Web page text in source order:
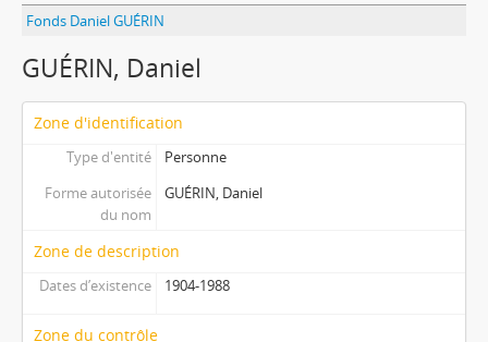
Fonds Daniel GUÉRIN
GUÉRIN, Daniel
Zone d'identification
Type d'entité
Personne
Forme autorisée
du nom
GUÉRIN, Daniel
Zone de description
Dates d’existence 1904-1988
Zone du contrôle